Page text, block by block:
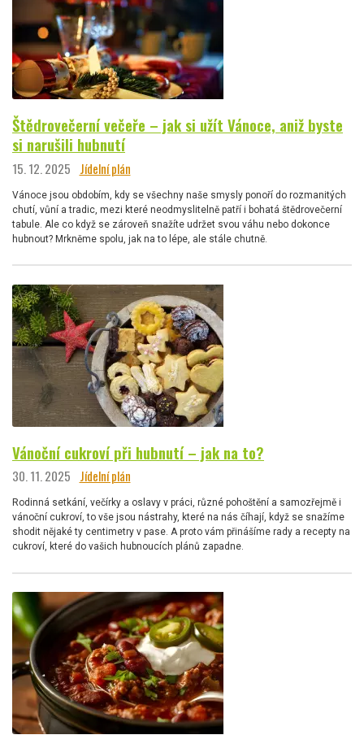
Štědrovečerní večeře – jak si užít Vánoce, aniž byste
si narušili hubnutí
15. 12. 2025 Jídelní plán
Vánoce jsou obdobím, kdy se všechny naše smysly ponoří do rozmanitých
chutí, vůní a tradic, mezi které neodmyslitelně patří i bohatá štědrovečerní
tabule. Ale co když se zároveň snažíte udržet svou váhu nebo dokonce
hubnout? Mrkněme spolu, jak na to lépe, ale stále chutně.
Vánoční cukroví při hubnutí – jak na to?
30. 11. 2025 Jídelní plán
Rodinná setkání, večírky a oslavy v práci, různé pohoštění a samozřejmě i
vánoční cukroví, to vše jsou nástrahy, které na nás číhají, když se snažíme
shodit nějaké ty centimetry v pase. A proto vám přinášíme rady a recepty na
cukroví, které do vašich hubnoucích plánů zapadne.